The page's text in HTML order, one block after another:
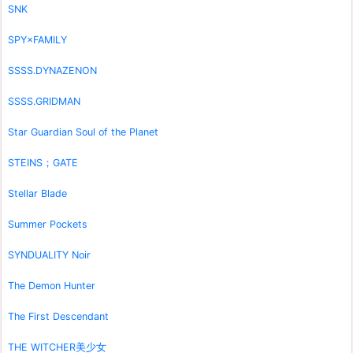
SNK
SPY×FAMILY
SSSS.DYNAZENON
SSSS.GRIDMAN
Star Guardian Soul of the Planet
STEINS；GATE
Stellar Blade
Summer Pockets
SYNDUALITY Noir
The Demon Hunter
The First Descendant
THE WITCHER美少女